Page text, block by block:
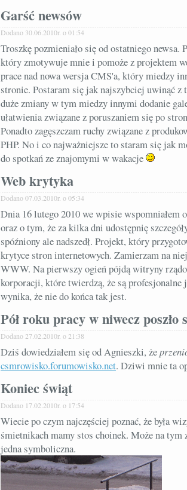
Garść newsów
Dodano 30.06.2010r. o 01:54
Troszkę pozmieniało się od ostatniego newsa.
który zmotywuje mnie i pomoże z projektem
prace nad nowa wersja CMS'a, który miedzy
stronie. Postaram się jak najszybciej uwinąć z
duże zmiany w tym miedzy innymi dodanie
ułatwienia związane z poruszaniem się po
Ponadto zagęszczam ruchy związane z
PHP. No i co najważniejsze to staram się jak
do spotkań ze znajomymi w wakacje
Web krytyka
Dodano 07.03.2010r. o 05:34
Dnia 16 lutego 2010 we wpisie wspomniałem
oraz o tym, że za kilka dni udostępnię
spóźniony ale nadszedł. Projekt, który
krytyce stron internetowych. Zamierzam na
WWW. Na pierwszy ogień pójdą witryny
korporacji, które twierdzą, że są profesjonalne
wynika, że nie do końca tak jest.
Pół roku pracy w niwecz poszło
Dodano 27.02.2010r. o 21:38
Dziś dowiedziałem się od Agnieszki, że
csmrowisko.forumowisko.net. Dziwi mnie ta
Koniec świąt
Dodano 17.02.2010r. o 17:54
Wiecie po czym najczęściej poznać, że była
śmietnikach mamy stos choinek. Może na
jedna symboliczna.